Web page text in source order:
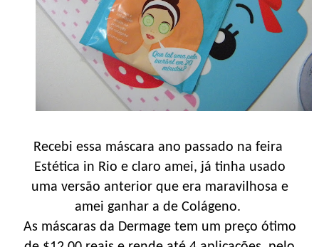
Recebi essa máscara ano passado na feira
Estética in Rio e claro amei, já tinha usado
uma versão anterior que era maravilhosa e
amei ganhar a de Colágeno.
As máscaras da Dermage tem um preço ótimo